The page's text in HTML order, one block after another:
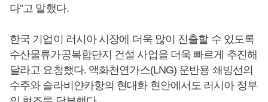
다”고 말했다.
한국 기업이 러시아 시장에 더욱 많이 진출할 수 있도록
수산물류가공복합단지 건설 사업을 더욱 빠르게 추진해
달라고 요청했다. 액화천연가스(LNG) 운반용 쇄빙선의
수주와 슬라비얀카항의 현대화 현안에서도 러시아 정부